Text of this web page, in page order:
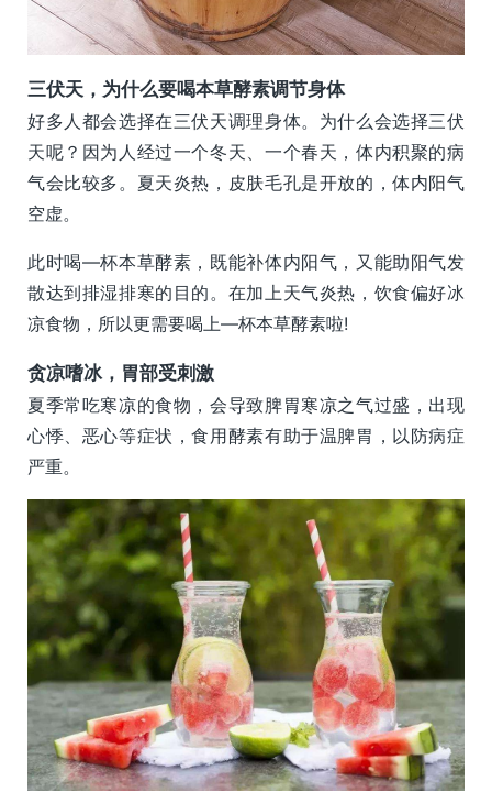
三伏天，为什么要喝本草酵素调节身体
好多人都会选择在三伏天调理身体。为什么会选择三伏
天呢？因为人经过一个冬天、一个春天，体内积聚的病
气会比较多。夏天炎热，皮肤毛孔是开放的，体内阳气
空虚。
此时喝―杯本草酵素，既能补体内阳气，又能助阳气发
散达到排湿排寒的目的。在加上天气炎热，饮食偏好冰
凉食物，所以更需要喝上—杯本草酵素啦!
贪凉嗜冰，胃部受刺激
夏季常吃寒凉的食物，会导致脾胃寒凉之气过盛，出现
心悸、恶心等症状，食用酵素有助于温脾胃，以防病症
严重。